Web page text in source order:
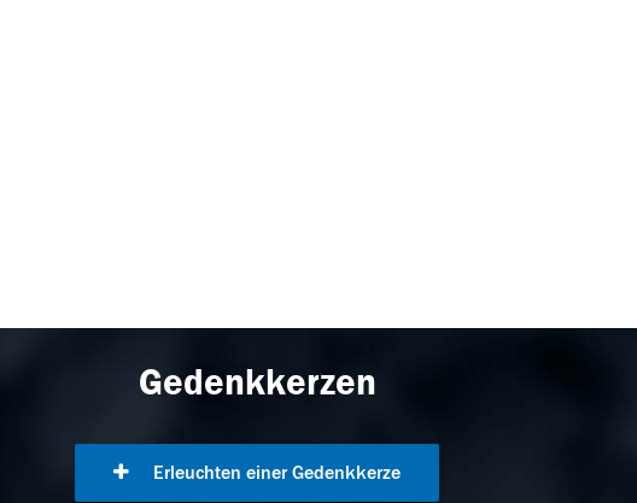
Gedenkkerzen
Erleuchten einer Gedenkkerze